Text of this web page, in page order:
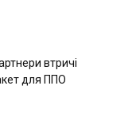
втричі
для ППО